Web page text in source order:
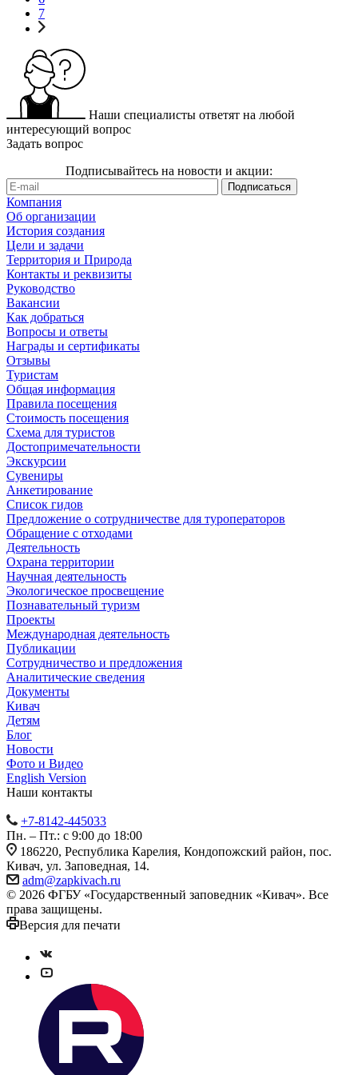
7
Наши специалисты ответят на любой
интересующий вопрос
Задать вопрос
Подписывайтесь на новости и акции:
Компания
Об организации
История создания
Цели и задачи
Территория и Природа
Контакты и реквизиты
Руководство
Вакансии
Как добраться
Вопросы и ответы
Награды и сертификаты
Отзывы
Туристам
Общая информация
Правила посещения
Стоимость посещения
Схема для туристов
Достопримечательности
Экскурсии
Сувениры
Анкетирование
Список гидов
Предложение о сотрудничестве для туроператоров
Обращение с отходами
Деятельность
Охрана территории
Научная деятельность
Экологическое просвещение
Познавательный туризм
Проекты
Международная деятельность
Публикации
Сотрудничество и предложения
Аналитические сведения
Документы
Кивач
Детям
Блог
Новости
Фото и Видео
English Version
Наши контакты
+7-8142-445033
Пн. – Пт.: с 9:00 до 18:00
186220, Республика Карелия, Кондопожский район, пос.
Кивач, ул. Заповедная, 14.
adm@zapkivach.ru
© 2026 ФГБУ «Государственный заповедник «Кивач». Все
права защищены.
Версия для печати